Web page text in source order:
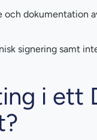
och dokumentation
signering samt
i ett